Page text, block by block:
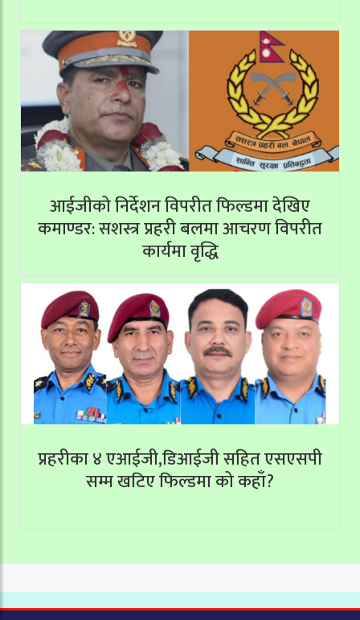
आईजीको निर्देशन विपरीत फिल्डमा देखिए
कमाण्डर: सशस्त्र प्रहरी बलमा आचरण विपरीत
कार्यमा वृद्धि
प्रहरीका ४ एआईजी,डिआईजी सहित एसएसपी
सम्म खटिए फिल्डमा को कहाँ?